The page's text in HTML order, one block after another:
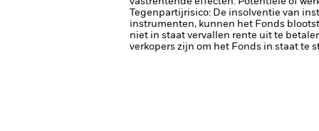
Tegenpartijrisico: De insolventie van
instrumenten, kunnen het Fonds
niet in staat vervallen rente uit te
verkopers zijn om het Fonds in staat te